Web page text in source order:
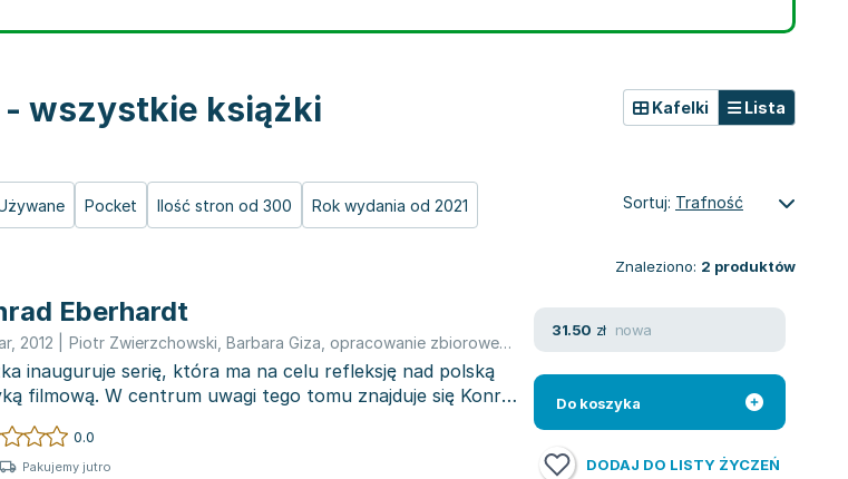
- wszystkie książki
Pocket Ilość stron od 300 Rok wydania od 2021
Kafelki Lista
Sortuj: Trafność
Znaleziono: 2 produktów
Eberhardt
, 2012 Piotr Zwierzchowski Barbara Giza opracowanie zbiorowe,Aleksandra Drzał-Sierocka Mariusz Guzek
inauguruje serię, która ma na celu refleksję nad polską
filmową. W centrum uwagi tego tomu znajduje się Konrad
0.0
Pakujemy jutro
31.50 zł nowa
Do koszyka
DODAJ DO LISTY ŻYCZEŃ